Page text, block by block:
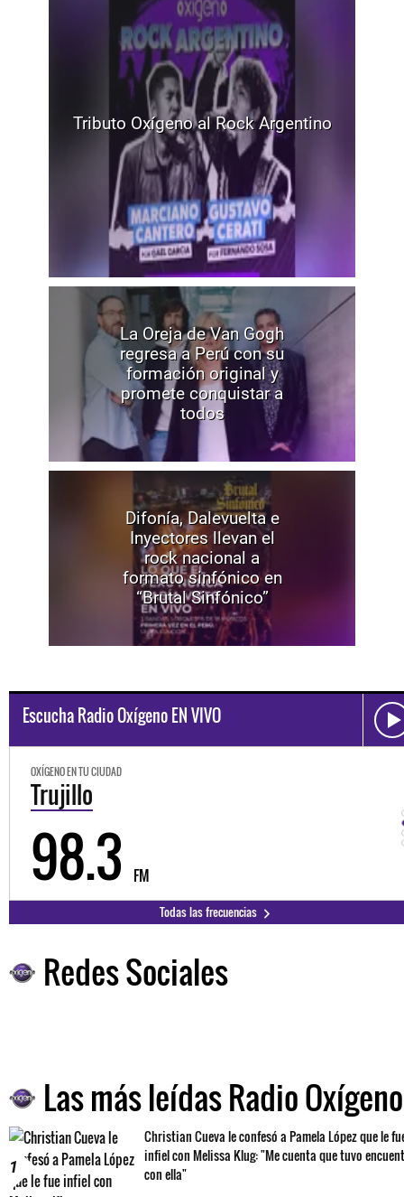
Tributo Oxígeno al Rock Argentino
La Oreja de Van Gogh
regresa a Perú con su
formación original y
promete conquistar a
todos
Difonía, Dalevuelta e
Inyectores llevan el
rock nacional a
formato sinfónico en
“Brutal Sinfónico”
Escucha Radio Oxígeno EN VIVO
OXÍGENO EN TU CIUDAD
Trujillo
98.3 FM
Todas las frecuencias
Redes Sociales
Las más leídas Radio Oxígeno
1
Christian Cueva le confesó a Pamela López que le
infiel con Melissa Klug: "Me cuenta que tuvo
con ella"